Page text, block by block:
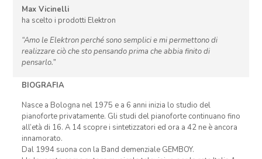
Max Vicinelli
ha scelto i prodotti Elektron
“Amo le Elektron perché sono semplici e mi permettono di
realizzare ciò che sto pensando prima che abbia finito di
pensarlo.”
BIOGRAFIA
Nasce a Bologna nel 1975 e a 6 anni inizia lo studio del
pianoforte privatamente. Gli studi del pianoforte continuano fino
all’età di 16. A 14 scopre i sintetizzatori ed ora a 42 ne è ancora
innamorato.
Dal 1994 suona con la Band demenziale GEMBOY.